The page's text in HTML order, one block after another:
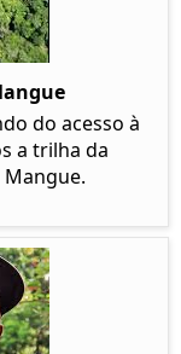
do acesso à
a trilha da
Mangue.